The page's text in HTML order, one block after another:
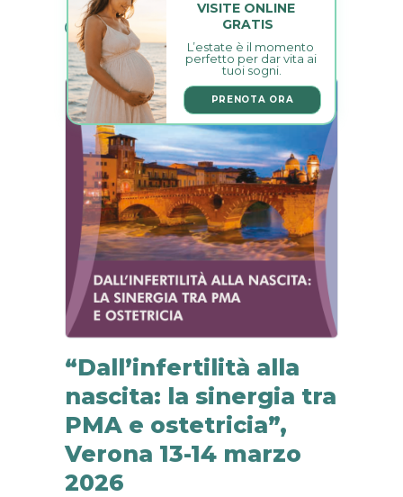
19 Marzo 2026 0
“Dall’infertilità alla
nascita: la sinergia tra
PMA e ostetricia”,
Verona 13-14 marzo
2026
VISITE ONLINE
GRATIS
L’estate è il momento
perfetto per dar vita ai
tuoi sogni.
PRENOTA ORA